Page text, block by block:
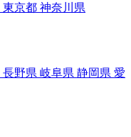
東京都 神奈川県
長野県 岐阜県 静岡県 愛